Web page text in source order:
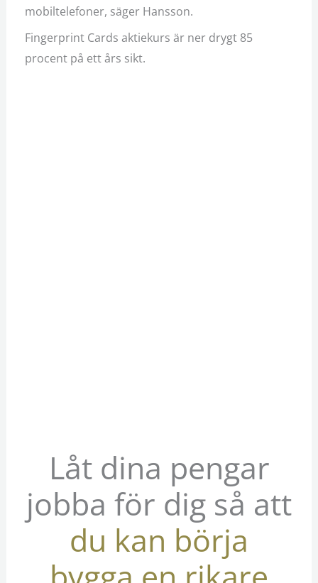
mobiltelefoner, säger Hansson.
Fingerprint Cards aktiekurs är ner drygt 85
procent på ett års sikt.
Låt dina pengar
jobba för dig så att
du kan börja